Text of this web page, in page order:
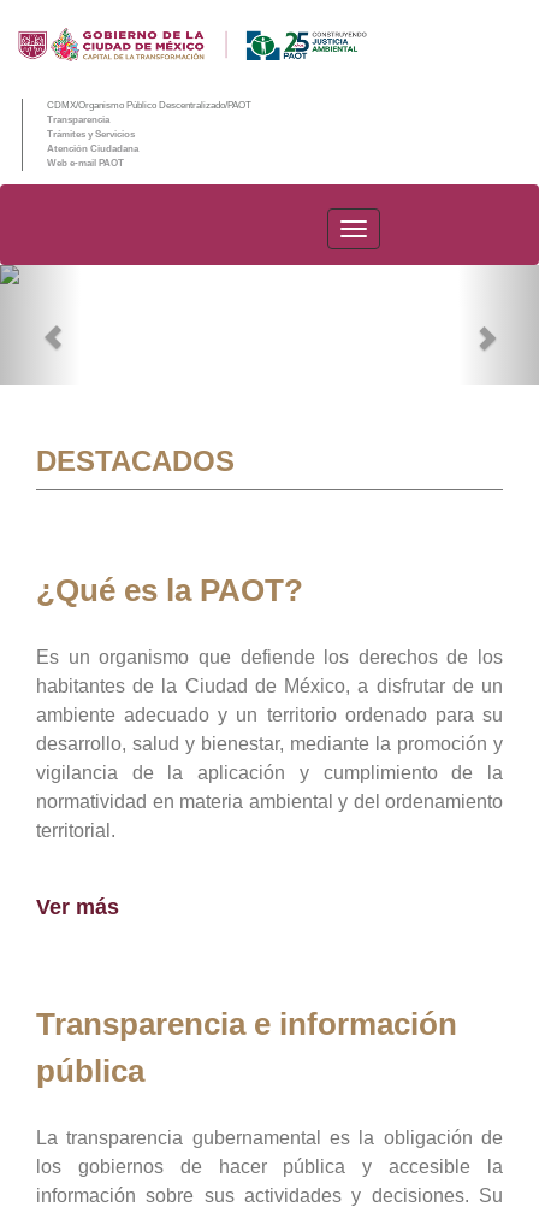
CDMX/Organismo Público Descentralizado/PAOT
Transparencia
Trámites y Servicios
Atención Ciudadana
Web e-mail PAOT
PAOT
DESTACADOS
¿Qué es la PAOT?
Es un organismo que defiende los derechos de los
habitantes de la Ciudad de México, a disfrutar de un
ambiente adecuado y un territorio ordenado para su
desarrollo, salud y bienestar, mediante la promoción y
vigilancia de la aplicación y cumplimiento de la
normatividad en materia ambiental y del ordenamiento
territorial.
Ver más
Transparencia e información
pública
La transparencia gubernamental es la obligación de
los gobiernos de hacer pública y accesible la
información sobre sus actividades y decisiones. Su